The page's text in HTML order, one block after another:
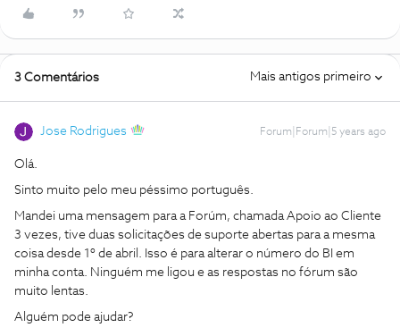
3 Comentários Mais antigos primeiro
Jose Rodrigues Forum|Forum|5 years ago
Olá.
Sinto muito pelo meu péssimo português.
Mandei uma mensagem para a Forúm, chamada Apoio ao Cliente
3 vezes, tive duas solicitações de suporte abertas para a mesma
coisa desde 1º de abril. Isso é para alterar o número do BI em
minha conta. Ninguém me ligou e as respostas no fórum são
muito lentas.
Alguém pode ajudar?